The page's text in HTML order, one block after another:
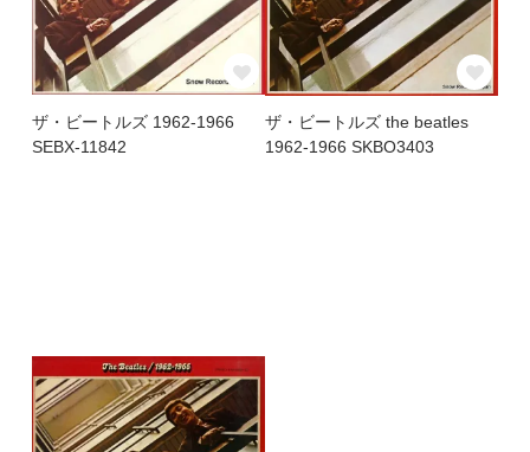
ザ・ビートルズ 1962-1966
SEBX-11842
ザ・ビートルズ the beatles
1962-1966 SKBO3403